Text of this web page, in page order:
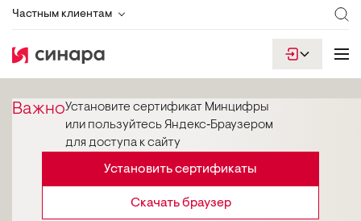
Частным клиентам
ВажноУстановите сертификат Минцифры
или пользуйтесь Яндекс‑Браузером
для доступа к сайту
Установить сертификаты
Скачать браузер